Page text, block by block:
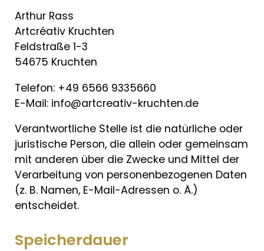
Arthur Rass
Artcréativ Kruchten
Feldstraße 1-3
54675 Kruchten
Telefon: +49 6566 9335660
E-Mail: info@artcreativ-kruchten.de
Verantwortliche Stelle ist die natürliche oder
juristische Person, die allein oder gemeinsam
mit anderen über die Zwecke und Mittel der
Verarbeitung von personenbezogenen Daten
(z. B. Namen, E-Mail-Adressen o. Ä.)
entscheidet.
Speicherdauer